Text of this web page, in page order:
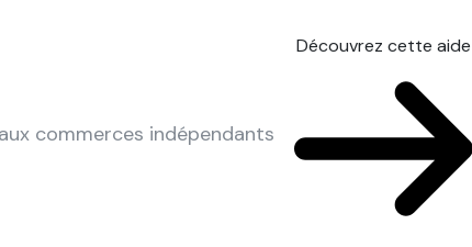
commerces indépendants
Découvrez cette aide